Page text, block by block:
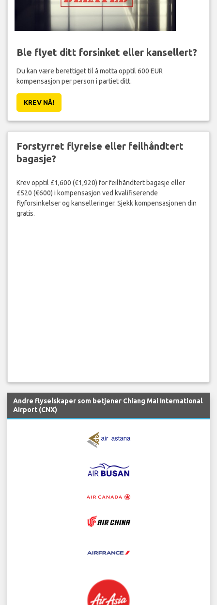
Ble flyet ditt forsinket eller kansellert?
Du kan være berettiget til å motta opptil 600 EUR
kompensasjon per person i partiet ditt.
KREV NÅ!
Forstyrret flyreise eller feilhåndtert
bagasje?
Krev opptil £1,600 (€1,920) for feilhåndtert bagasje eller
£520 (€600) i kompensasjon ved kvalifiserende
flyforsinkelser og kanselleringer. Sjekk kompensasjonen din
gratis.
Andre flyselskaper som betjener Chiang Mai International
Airport (CNX)